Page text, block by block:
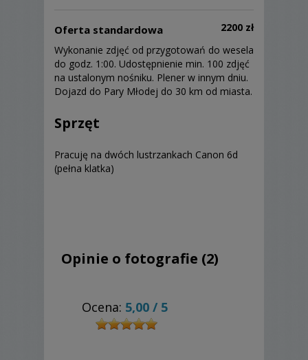
Oferta standardowa
2200 zł
Wykonanie zdjęć od przygotowań do wesela
do godz. 1:00. Udostępnienie min. 100 zdjęć
na ustalonym nośniku. Plener w innym dniu.
Dojazd do Pary Młodej do 30 km od miasta.
Sprzęt
Pracuję na dwóch lustrzankach Canon 6d
(pełna klatka)
Opinie o fotografie (2)
Ocena: 5,00 / 5